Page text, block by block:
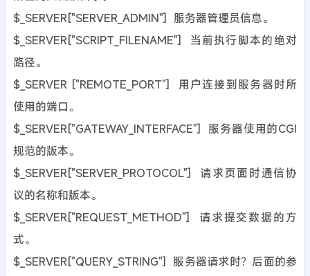
$_SERVER["SERVER_ADMIN"] 服务器管理员信息。
$_SERVER["SCRIPT_FILENAME"] 当前执行脚本的绝对
路径。
$_SERVER ["REMOTE_PORT"] 用户连接到服务器时所
使用的端口。
$_SERVER["GATEWAY_INTERFACE"] 服务器使用的CGI
规范的版本。
$_SERVER["SERVER_PROTOCOL"] 请求页面时通信协
议的名称和版本。
$_SERVER["REQUEST_METHOD"] 请求提交数据的方
式。
$_SERVER["QUERY_STRING"] 服务器请求时？后面的参